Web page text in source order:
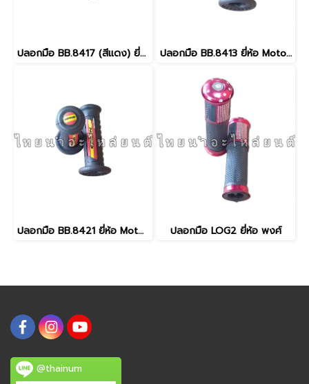
ปลอกมือ BB.8417 (สีแดง) ยี่ห้อ Moto R ปลอกมือ BB.8413 ยี่ห้อ Moto R
ปลอกมือ BB.8421 ยี่ห้อ Moto R ปลอกมือ LOG2 ยี่ห้อ พงศ์
@thainum